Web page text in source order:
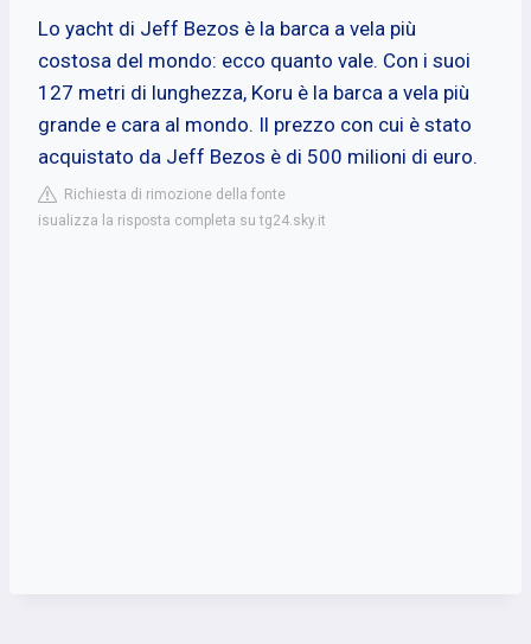
Lo yacht di Jeff Bezos è la barca a vela più
costosa del mondo: ecco quanto vale. Con i suoi
127 metri di lunghezza, Koru è la barca a vela più
grande e cara al mondo. Il prezzo con cui è stato
acquistato da Jeff Bezos è di 500 milioni di euro.
Richiesta di rimozione della fonte
isualizza la risposta completa su tg24.sky.it